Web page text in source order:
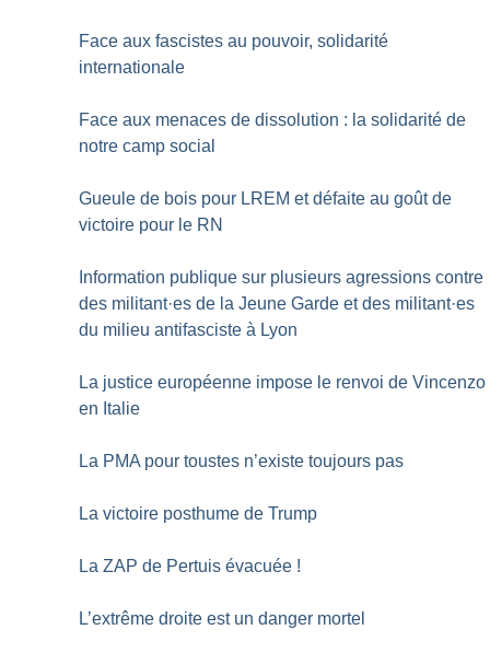
Face aux fascistes au pouvoir, solidarité
internationale
Face aux menaces de dissolution : la solidarité de
notre camp social
Gueule de bois pour LREM et défaite au goût de
victoire pour le RN
Information publique sur plusieurs agressions contre
des militant·es de la Jeune Garde et des militant·es
du milieu antifasciste à Lyon
La justice européenne impose le renvoi de Vincenzo
en Italie
La PMA pour toustes n’existe toujours pas
La victoire posthume de Trump
La ZAP de Pertuis évacuée !
L’extrême droite est un danger mortel